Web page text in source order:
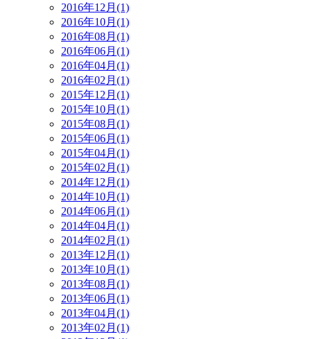
2016年12月(1)
2016年10月(1)
2016年08月(1)
2016年06月(1)
2016年04月(1)
2016年02月(1)
2015年12月(1)
2015年10月(1)
2015年08月(1)
2015年06月(1)
2015年04月(1)
2015年02月(1)
2014年12月(1)
2014年10月(1)
2014年06月(1)
2014年04月(1)
2014年02月(1)
2013年12月(1)
2013年10月(1)
2013年08月(1)
2013年06月(1)
2013年04月(1)
2013年02月(1)